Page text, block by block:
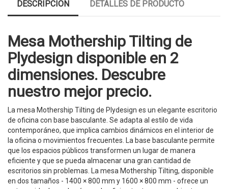
DESCRIPCIÓN DETALLES DE PRODUCTO
Mesa Mothership Tilting de
Plydesign disponible en 2
dimensiones. Descubre
nuestro mejor precio.
La mesa Mothership Tilting de Plydesign es un elegante escritorio
de oficina con base basculante. Se adapta al estilo de vida
contemporáneo, que implica cambios dinámicos en el interior de
la oficina o movimientos frecuentes. La base basculante permite
que los espacios públicos transformen un lugar de manera
eficiente y que se pueda almacenar una gran cantidad de
escritorios sin problemas. La mesa Mothership Tilting, disponible
en dos tamaños - 1400 × 800 mm y 1600 × 800 mm - ofrece un